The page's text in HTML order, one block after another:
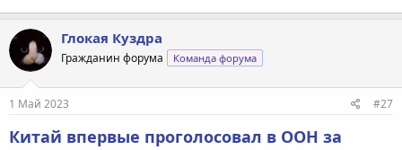
Глокая Куздра
Гражданин форума Команда форума
1 Май 2023 #27
Китай впервые проголосовал в ООН за